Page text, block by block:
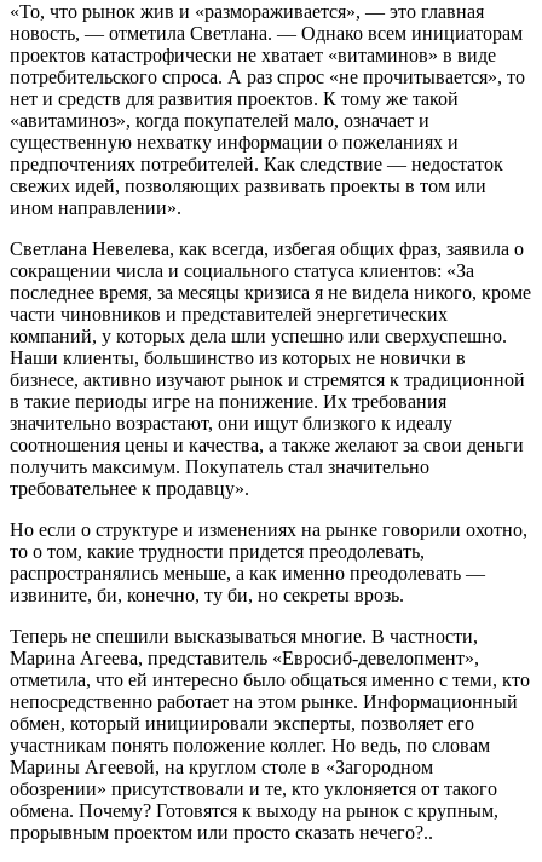
«То, что рынок жив и «размораживается», — это главная
новость, — отметила Светлана. — Однако всем инициаторам
проектов катастрофически не хватает «витаминов» в виде
потребительского спроса. А раз спрос «не прочитывается», то
нет и средств для развития проектов. К тому же такой
«авитаминоз», когда покупателей мало, означает и
существенную нехватку информации о пожеланиях и
предпочтениях потребителей. Как следствие — недостаток
свежих идей, позволяющих развивать проекты в том или
ином направлении».
Светлана Невелева, как всегда, избегая общих фраз, заявила о
сокращении числа и социального статуса клиентов: «За
последнее время, за месяцы кризиса я не видела никого, кроме
части чиновников и представителей энергетических
компаний, у которых дела шли успешно или сверхуспешно.
Наши клиенты, большинство из которых не новички в
бизнесе, активно изучают рынок и стремятся к традиционной
в такие периоды игре на понижение. Их требования
значительно возрастают, они ищут близкого к идеалу
соотношения цены и качества, а также желают за свои деньги
получить максимум. Покупатель стал значительно
требовательнее к продавцу».
Но если о структуре и изменениях на рынке говорили охотно,
то о том, какие трудности придется преодолевать,
распространялись меньше, а как именно преодолевать —
извините, би, конечно, ту би, но секреты врозь.
Теперь не спешили высказываться многие. В частности,
Марина Агеева, представитель «Евросиб-девелопмент»,
отметила, что ей интересно было общаться именно с теми, кто
непосредственно работает на этом рынке. Информационный
обмен, который инициировали эксперты, позволяет его
участникам понять положение коллег. Но ведь, по словам
Марины Агеевой, на круглом столе в «Загородном
обозрении» присутствовали и те, кто уклоняется от такого
обмена. Почему? Готовятся к выходу на рынок с крупным,
прорывным проектом или просто сказать нечего?..